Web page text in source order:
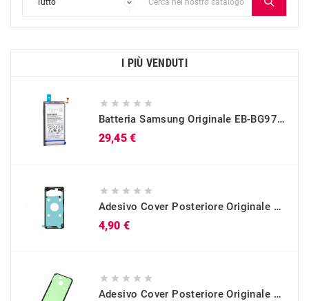
I PIÙ VENDUTI
    
Batteria Samsung Originale EB-BG973ABU Per Galaxy S10 (SM-G973)
29,45 €
    
Adesivo Cover Posteriore Originale Galaxy S10 (SM-G973)
4,90 €
    
Adesivo Cover Posteriore Originale Galaxy A40 (SM-A405)